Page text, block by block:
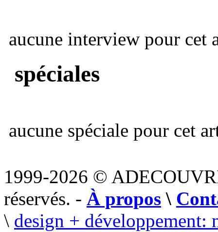
aucune interview pour cet
spéciales
aucune spéciale pour cet
1999-2026 ©
réservés. - À propos \
\ design + développement: